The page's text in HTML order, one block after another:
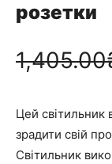
розетки
1,405.00
Цей світильник
зрадити свій
Світильник